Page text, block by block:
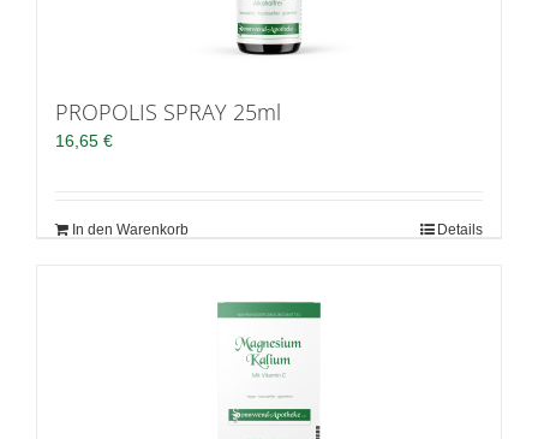
PROPOLIS SPRAY 25ml
16,65 €
In den Warenkorb Details